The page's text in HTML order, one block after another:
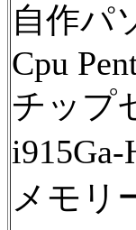
自作パ
Cpu
チップ
i915Ga-
メモリ